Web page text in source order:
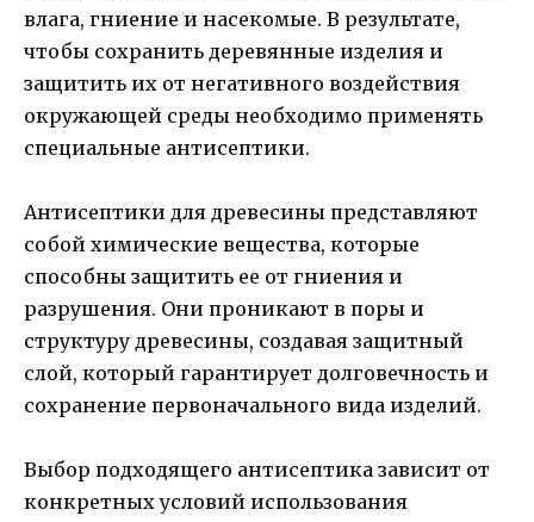
влага, гниение и насекомые. В результате,
чтобы сохранить деревянные изделия и
защитить их от негативного воздействия
окружающей среды необходимо применять
специальные антисептики.
Антисептики для древесины представляют
собой химические вещества, которые
способны защитить ее от гниения и
разрушения. Они проникают в поры и
структуру древесины, создавая защитный
слой, который гарантирует долговечность и
сохранение первоначального вида изделий.
Выбор подходящего антисептика зависит от
конкретных условий использования